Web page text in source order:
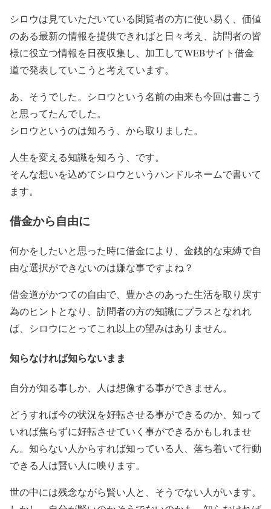
シロウは見ていただいている閲覧者の方に使い易く、価値
のある最新の情報を提供できればと日々考え、訪問者の皆
様に役立つ情報を日夜収集し、加工してWEBサイト借金
道で発表していこうと考えています。
あ、そうでした。シロウという名前の由来も今回は書こう
と思ってたんでした。
シロウというのは知ろう、から取りました。
人生を変える知識を知ろう、です。
そんな想いを込めてシロウというハンドルネームで書いて
ます。
借金から自由に
何かをしたいと思った時に借金により、金銭的な束縛で自
由な選択ができないのは嫌な事ですよね？
借金道がかつての自由で、豊かさのあった生活を取り戻す
為のヒントとなり、訪問者の方の知識にプラスとなれれ
ば、シロウにとってこれ以上の望みはありません。
知らなければ知らないまま
自分が知る事しか、人は想像する事ができません。
どうすれば今の状況を好転させる事ができるのか、知って
いれば焦らずに好転させていく事ができるかもしれませ
ん。知らない人からすれば知っている人、落ち着いて行動
できる人は賢い人に映ります。
世の中には残念ながら賢い人と、そうでない人がいます。